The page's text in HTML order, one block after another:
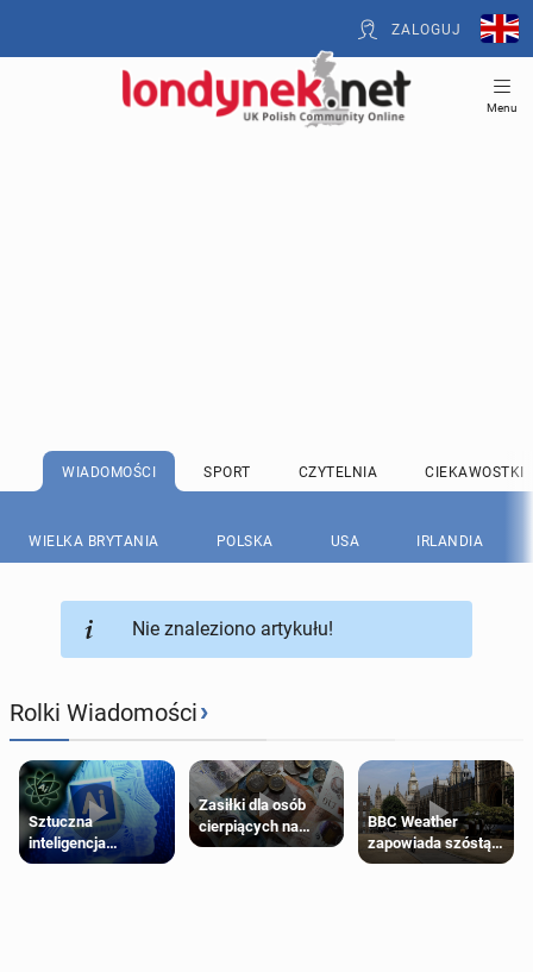
ZALOGUJ
Menu
WIADOMOŚCI SPORT CZYTELNIA CIEKAWOSTKI
WIELKA BRYTANIA POLSKA USA IRLANDIA
Nie znaleziono artykułu!
Rolki Wiadomości›
Sztuczna
inteligencja
próbowała oszukać
Zasiłki dla osób
cierpiących na
schorzenia
BBC Weather
zapowiada szóstą
falę upałów w